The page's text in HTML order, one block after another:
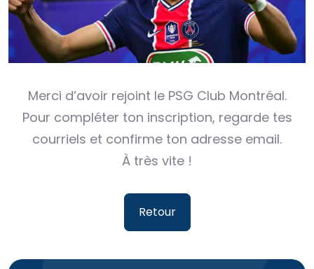
Merci d’avoir rejoint le PSG Club Montréal.
Pour compléter ton inscription, regarde tes
courriels et confirme ton adresse email.
À très vite !
Retour